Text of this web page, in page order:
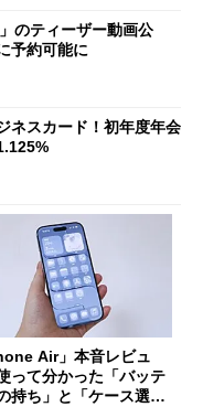
のティーザー動画公
予約可能に
ネスカード！初年度年会
Air」本音レビュ
って分かった「バッテ
持ち」と「ケース選